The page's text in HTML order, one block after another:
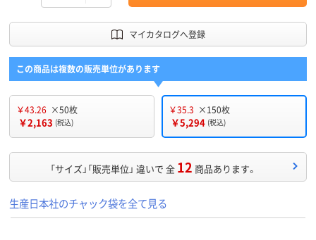
マイカタログへ登録
この商品は複数の販売単位があります
￥43.26 ×50枚
￥2,163 (税込)
￥35.3 ×150枚
￥5,294 (税込)
「サイズ」「販売単位」 違いで 全 12 商品あります。
生産日本社のチャック袋を全て見る